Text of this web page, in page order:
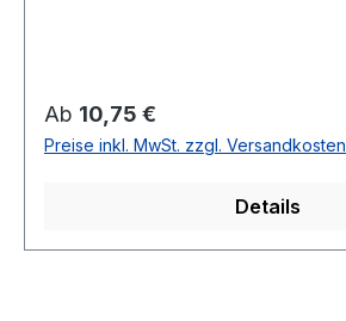
Regulärer Preis:
Ab 10,75 €
Preise inkl. MwSt. zzgl. Versandkosten
Details